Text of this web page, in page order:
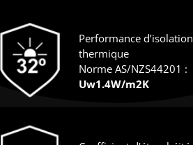
Performance d’isolation
thermique
Norme AS/NZS44201 :
Uw1.4W/m2K